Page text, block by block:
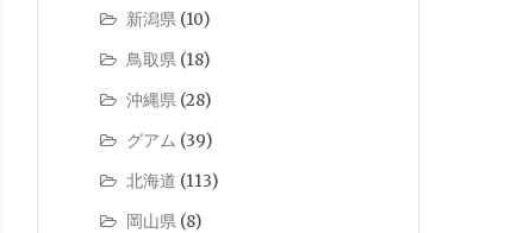
新潟県 (10)
鳥取県 (18)
沖縄県 (28)
グアム (39)
北海道 (113)
岡山県 (8)